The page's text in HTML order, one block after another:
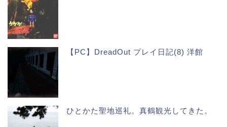
【PC】DreadOut プレイ日記(8) 洋館
ひとかた聖地巡礼。真鶴観光してきた。